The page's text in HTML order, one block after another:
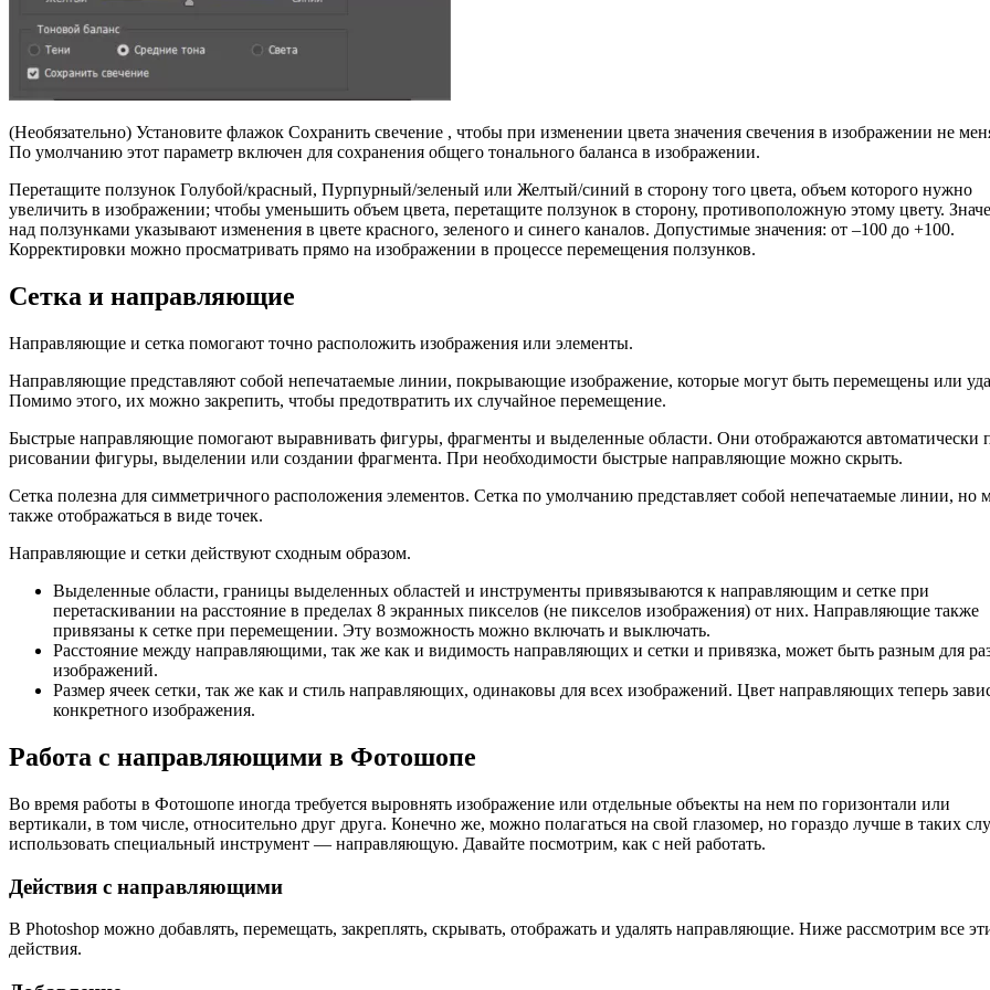
(Необязательно) Установите флажок Сохранить свечение , чтобы при изменении цвета значения свечения в изображении не
По умолчанию этот параметр включен для сохранения общего тонального баланса в изображении.
Перетащите ползунок Голубой/красный, Пурпурный/зеленый или Желтый/синий в сторону того цвета, объем которого нужно
увеличить в изображении; чтобы уменьшить объем цвета, перетащите ползунок в сторону, противоположную этому цвету.
над ползунками указывают изменения в цвете красного, зеленого и синего каналов. Допустимые значения: от –100 до +100.
Корректировки можно просматривать прямо на изображении в процессе перемещения ползунков.
Сетка и направляющие
Направляющие и сетка помогают точно расположить изображения или элементы.
Направляющие представляют собой непечатаемые линии, покрывающие изображение, которые могут быть перемещены или
Помимо этого, их можно закрепить, чтобы предотвратить их случайное перемещение.
Быстрые направляющие помогают выравнивать фигуры, фрагменты и выделенные области. Они отображаются автоматически
рисовании фигуры, выделении или создании фрагмента. При необходимости быстрые направляющие можно скрыть.
Сетка полезна для симметричного расположения элементов. Сетка по умолчанию представляет собой непечатаемые линии, но
также отображаться в виде точек.
Направляющие и сетки действуют сходным образом.
Выделенные области, границы выделенных областей и инструменты привязываются к направляющим и сетке при
перетаскивании на расстояние в пределах 8 экранных пикселов (не пикселов изображения) от них. Направляющие также
привязаны к сетке при перемещении. Эту возможность можно включать и выключать.
Расстояние между направляющими, так же как и видимость направляющих и сетки и привязка, может быть разным для
изображений.
Размер ячеек сетки, так же как и стиль направляющих, одинаковы для всех изображений. Цвет направляющих теперь
конкретного изображения.
Работа с направляющими в Фотошопе
Во время работы в Фотошопе иногда требуется выровнять изображение или отдельные объекты на нем по горизонтали или
вертикали, в том числе, относительно друг друга. Конечно же, можно полагаться на свой глазомер, но гораздо лучше в таких
использовать специальный инструмент — направляющую. Давайте посмотрим, как с ней работать.
Действия с направляющими
В Photoshop можно добавлять, перемещать, закреплять, скрывать, отображать и удалять направляющие. Ниже рассмотрим все
действия.